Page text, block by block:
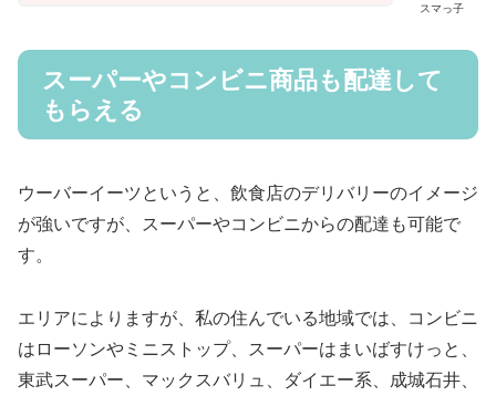
スマっ子
スーパーやコンビニ商品も配達して
もらえる
ウーバーイーツというと、飲食店のデリバリーのイメージ
が強いですが、スーパーやコンビニからの配達も可能で
す。
エリアによりますが、私の住んでいる地域では、コンビニ
はローソンやミニストップ、スーパーはまいばすけっと、
東武スーパー、マックスバリュ、ダイエー系、成城石井、